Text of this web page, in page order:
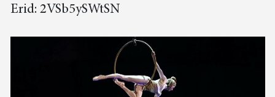
Erid: 2VSb5ySWtSN